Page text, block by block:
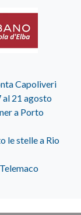
Capoliveri
al 21 agosto
a Porto
le stelle a Rio